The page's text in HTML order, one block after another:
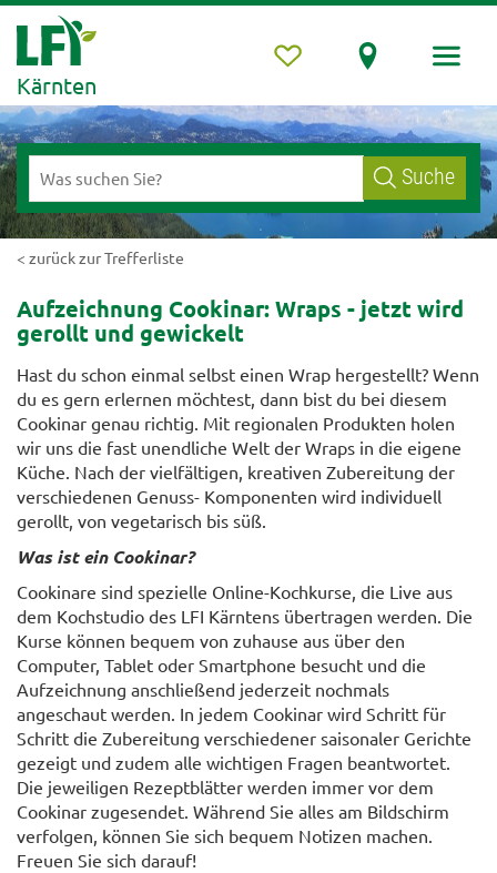
Kärnten
Suche
< zurück zur Trefferliste
Aufzeichnung Cookinar: Wraps - jetzt wird
gerollt und gewickelt
Hast du schon einmal selbst einen Wrap hergestellt? Wenn
du es gern erlernen möchtest, dann bist du bei diesem
Cookinar genau richtig. Mit regionalen Produkten holen
wir uns die fast unendliche Welt der Wraps in die eigene
Küche. Nach der vielfältigen, kreativen Zubereitung der
verschiedenen Genuss- Komponenten wird individuell
gerollt, von vegetarisch bis süß.
Was ist ein Cookinar?
Cookinare sind spezielle Online-Kochkurse, die Live aus
dem Kochstudio des LFI Kärntens übertragen werden. Die
Kurse können bequem von zuhause aus über den
Computer, Tablet oder Smartphone besucht und die
Aufzeichnung anschließend jederzeit nochmals
angeschaut werden. In jedem Cookinar wird Schritt für
Schritt die Zubereitung verschiedener saisonaler Gerichte
gezeigt und zudem alle wichtigen Fragen beantwortet.
Die jeweiligen Rezeptblätter werden immer vor dem
Cookinar zugesendet. Während Sie alles am Bildschirm
verfolgen, können Sie sich bequem Notizen machen.
Freuen Sie sich darauf!